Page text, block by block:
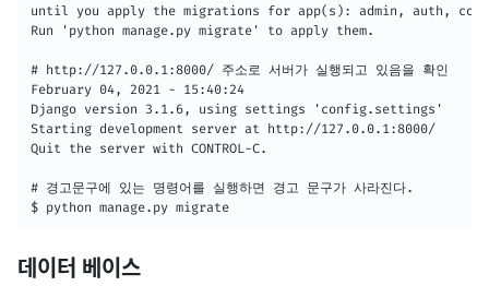
until you apply the migrations for app(s): admin, auth,
Run 'python manage.py migrate' to apply them.
# http://127.0.0.1:8000/ 주소로 서버가 실행되고 있음을 확인
February 04, 2021 - 15:40:24
Django version 3.1.6, using settings 'config.settings'
Starting development server at http://127.0.0.1:8000/
Quit the server with CONTROL-C.
# 경고문구에 있는 명령어를 실행하면 경고 문구가 사라진다.
$ python manage.py migrate
데이터 베이스